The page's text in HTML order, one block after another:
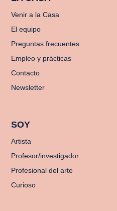
Venir a la Casa
El equipo
Preguntas frecuentes
Empleo y prácticas
Contacto
Newsletter
SOY
Artista
Profesor/investigador
Profesional del arte
Curioso